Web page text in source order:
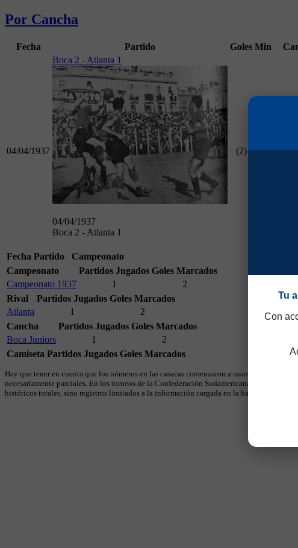
Por Cancha
Fecha Partido Goles Min
04/04/1937
Boca 2 - Atlanta 1
04/04/1937
Boca 2 - Atlanta 1
(2) 90
Fecha Partido
Campeonato
Campeonato
Partidos Jugados Goles Marcados
Campeonato 1937
1
2
Rival
Partidos Jugados Goles Marcados
Atlanta
1
2
Cancha
Partidos Jugados Goles Marcados
Boca Juniors
1
2
Camiseta Partidos Jugados Goles Marcados
Hay que tener en cuenta que los números en las casacas comenzaron a usarse en 1949
necesariamente parciales. En los torneos de la Confederación Sudamericana se utiliza
históricos totales, sino registros limitados a la información cargada en la base.
Tu
Con